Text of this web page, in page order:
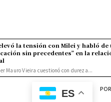
la tensión con Milei y habló de
sin precedentes” en la
Mauro Vieira cuestionó con dureza...
ES